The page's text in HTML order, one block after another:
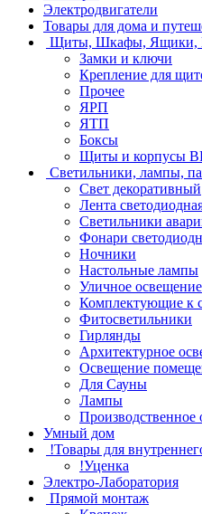
Электродвигатели
Товары для дома и
Щиты, Шкафы, Ящики,
Замки и ключи
Крепление для
Прочее
ЯРП
ЯТП
Боксы
Щиты и корпусы
Светильники, лампы,
Свет декоративный
Лента
Светильники
Фонари
Ночники
Настольные лампы
Уличное освещение
Комплектующие к
Фитосветильники
Гирлянды
Архитектурное
Освещение
Для Сауны
Лампы
Производственное
Умный дом
!Товары для
!Уценка
Электро-Лаборатория
Прямой монтаж